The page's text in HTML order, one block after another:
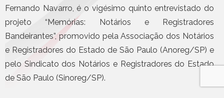
Fernando Navarro, é o vigésimo quinto entrevistado do
projeto “Memórias: Notários e Registradores
Bandeirantes”, promovido pela Associação dos Notários
e Registradores do Estado de São Paulo (Anoreg/SP) e
pelo Sindicato dos Notários e Registradores do Estado
de São Paulo (Sinoreg/SP).